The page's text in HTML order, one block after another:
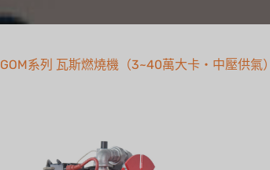
GOM系列 瓦斯燃燒機（3~40萬大卡・中壓供氣）